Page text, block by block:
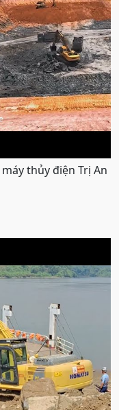
thủy điện Trị An